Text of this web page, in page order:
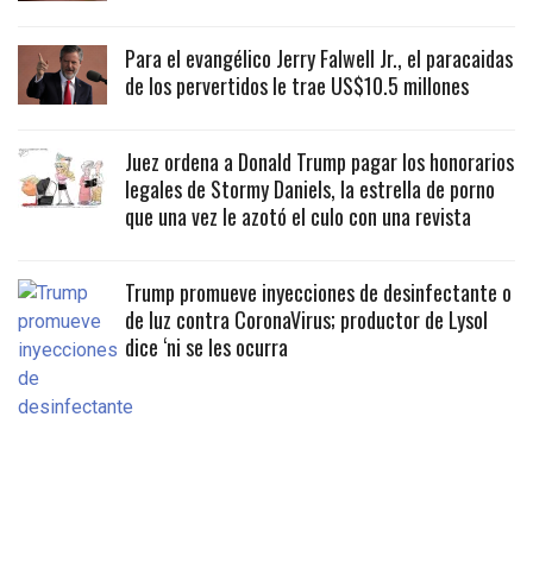
Para el evangélico Jerry Falwell Jr., el paracaidas
de los pervertidos le trae US$10.5 millones
Juez ordena a Donald Trump pagar los honorarios
legales de Stormy Daniels, la estrella de porno
que una vez le azotó el culo con una revista
Trump promueve inyecciones de desinfectante o
de luz contra CoronaVirus; productor de Lysol
dice ‘ni se les ocurra